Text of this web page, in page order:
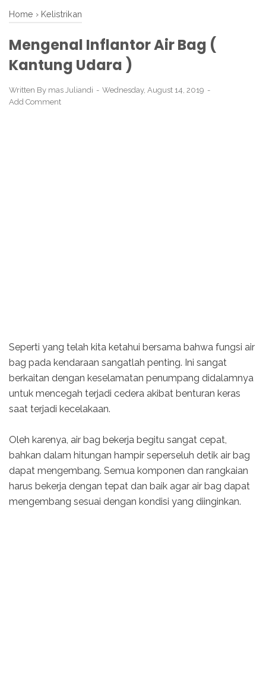
Home › Kelistrikan
Mengenal Inflantor Air Bag (
Kantung Udara )
Written By mas Juliandi
Wednesday, August 14, 2019
Add Comment
Seperti yang telah kita ketahui bersama bahwa fungsi air
bag pada kendaraan sangatlah penting. Ini sangat
berkaitan dengan keselamatan penumpang didalamnya
untuk mencegah terjadi cedera akibat benturan keras
saat terjadi kecelakaan.
Oleh karenya, air bag bekerja begitu sangat cepat,
bahkan dalam hitungan hampir seperseluh detik air bag
dapat mengembang. Semua komponen dan rangkaian
harus bekerja dengan tepat dan baik agar air bag dapat
mengembang sesuai dengan kondisi yang diinginkan.